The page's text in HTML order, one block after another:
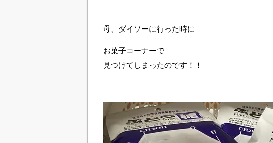
母、ダイソーに行った時に
お菓子コーナーで
見つけてしまったのです！！